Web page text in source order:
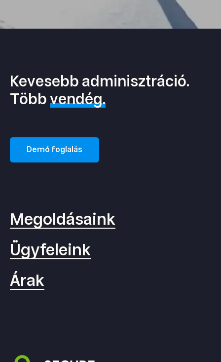
Kevesebb adminisztráció.
Többvendég.
Demó foglalás
Megoldásaink
Ügyfeleink
Árak